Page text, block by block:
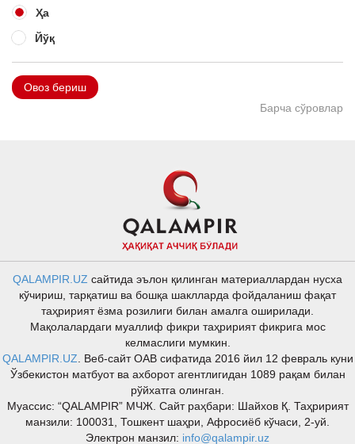
Ҳа
Йўқ
Овоз бериш
Барча сўровлар
QALAMPIR.UZ сайтида эълон қилинган материаллардан нусха
кўчириш, тарқатиш ва бошқа шаклларда фойдаланиш фақат
таҳририят ёзма розилиги билан амалга оширилади.
Мақолалардаги муаллиф фикри таҳририят фикрига мос
келмаслиги мумкин.
QALAMPIR.UZ . Веб-сайт ОАВ сифатида 2016 йил 12 февраль куни
Ўзбекистон матбуот ва ахборот агентлигидан 1089 рақам билан
рўйхатга олинган.
Муассис: “QALAMPIR” МЧЖ. Сайт раҳбари: Шайхов Қ. Таҳририят
манзили: 100031, Тошкент шаҳри, Афросиёб кўчаси, 2-уй.
Электрон манзил: info@qalampir.uz